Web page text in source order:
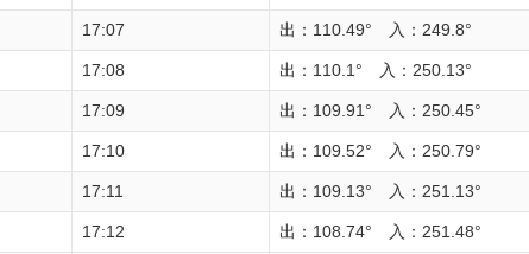
17:07 出：110.49° 入：249.8°
17:08 出：110.1° 入：250.13°
17:09 出：109.91° 入：250.45°
17:10 出：109.52° 入：250.79°
17:11 出：109.13° 入：251.13°
17:12 出：108.74° 入：251.48°